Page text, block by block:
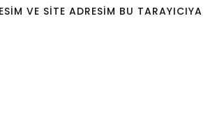
VE SITE ADRESIM BU TARAYICIYA